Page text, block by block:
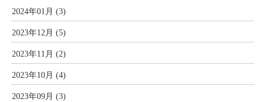
2024年01月 (3)
2023年12月 (5)
2023年11月 (2)
2023年10月 (4)
2023年09月 (3)